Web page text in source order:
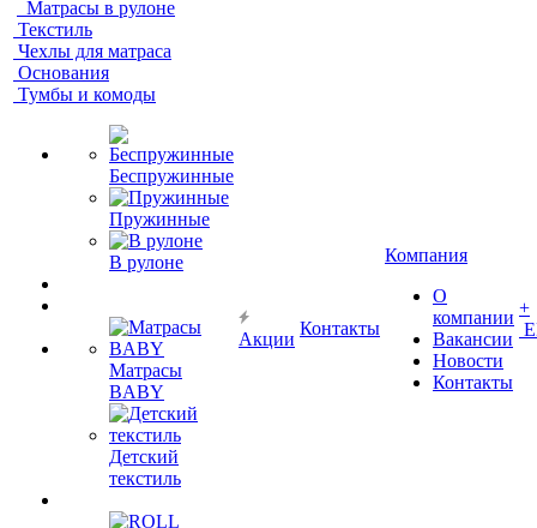
Матрасы в рулоне
Текстиль
Чехлы для матраса
Основания
Тумбы и комоды
Беспружинные
Пружинные
В рулоне
Матрасы
BABY
Детский
текстиль
Акции
Контакты
Компания
О
компании
Вакансии
Новости
Контакты
+